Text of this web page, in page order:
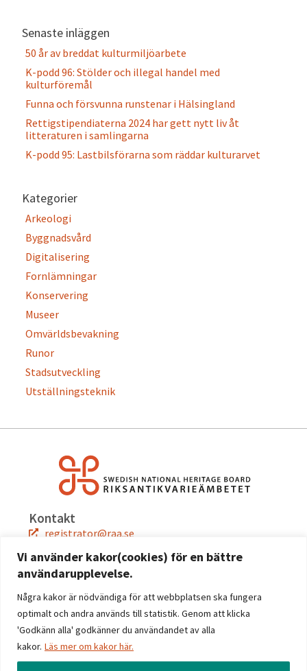
Vi använder kakor(cookies) för en bättre
användarupplevelse.
Några kakor är nödvändiga för att webbplatsen ska fungera
optimalt och andra används till statistik. Genom att klicka
'Godkänn alla' godkänner du användandet av alla
kakor. Läs mer om kakor här.
Senaste inläggen
50 år av breddat kulturmiljöarbete
K-podd 96: Stölder och illegal handel med
kulturföremål
Funna och försvunna runstenar i Hälsingland
Rettigstipendiaterna 2024 har gett nytt liv åt
litteraturen i samlingarna
K-podd 95: Lastbilsförarna som räddar kulturarvet
Kategorier
Arkeologi
Byggnadsvård
Digitalisering
Fornlämningar
Konservering
Museer
Omvärldsbevakning
Runor
Stadsutveckling
Utställningsteknik
Kontakt
registrator@raa.se
08-5191 80 00
Snabblänkar
Jobba hos oss
Press
Kontakta oss
Följ oss